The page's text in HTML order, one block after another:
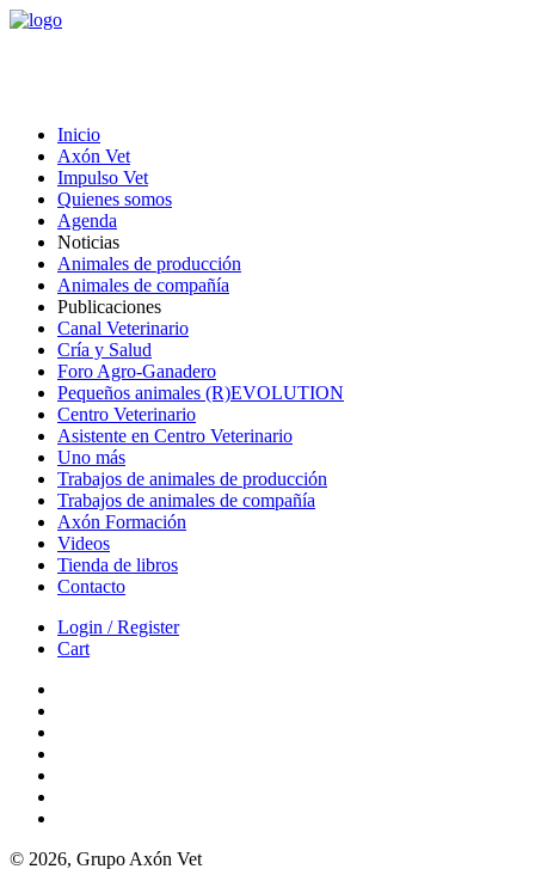
Inicio
Axón Vet
Impulso Vet
Quienes somos
Agenda
Noticias
Animales de producción
Animales de compañía
Publicaciones
Canal Veterinario
Cría y Salud
Foro Agro-Ganadero
Pequeños animales (R)EVOLUTION
Centro Veterinario
Asistente en Centro Veterinario
Uno más
Trabajos de animales de producción
Trabajos de animales de compañía
Axón Formación
Videos
Tienda de libros
Contacto
Login / Register
Cart
© 2026, Grupo Axón Vet